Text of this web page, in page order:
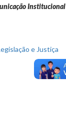
Institucional